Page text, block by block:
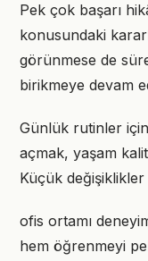
Pek çok başarı
konusundaki
görünmese de
birikmeye devam
Günlük rutinler
açmak, yaşam
Küçük
ofis ortamı
hem öğrenmeyi